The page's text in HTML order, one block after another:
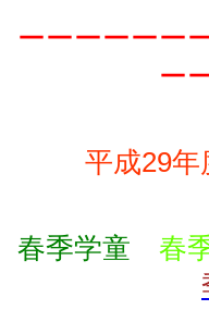
ーーーーーー
ー
平成29年
春季学童 春